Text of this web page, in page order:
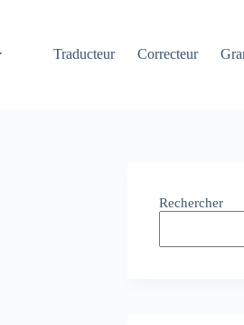
Traducteur Correcteur
Rechercher